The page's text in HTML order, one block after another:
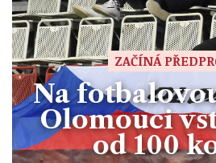
ZAČÍNÁ
Na
Olomouci
od 100